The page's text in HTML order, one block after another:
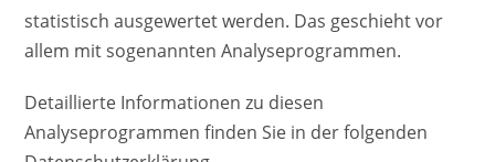
statistisch ausgewertet werden. Das geschieht vor
allem mit sogenannten Analyseprogrammen.
Detaillierte Informationen zu diesen
Analyseprogrammen finden Sie in der folgenden